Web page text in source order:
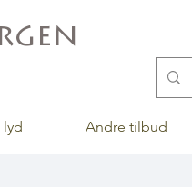
Andre tilbud